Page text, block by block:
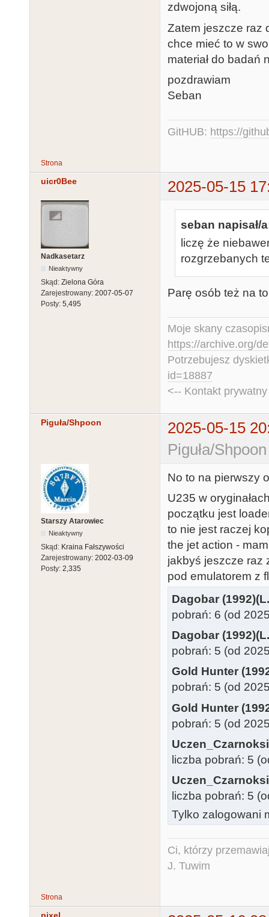
zdwojoną siłą.
Zatem jeszcze raz
chce mieć to w
materiał do badań
pozdrawiam
Seban
GitHUB: https://
Strona
uicr0Bee 2025-05-15
Nadkasetarz
Nieaktywny
Skąd: Zielona Góra
Zarejestrowany: 2007-05-07
Posty: 5,495
seban napisał/
liczę że
rozgrzebanych
Parę osób też na
Moje skany
https://archive.org/
Potrzebujesz
id=18887
<-- Kontakt
Piguła/Shpoon
2025-05-15
Piguła/
Starszy Atarowiec
Nieaktywny
Skąd: Kraina Fałszywości
Zarejestrowany: 2002-03-09
Posty: 2,335
No to na pierwszy
U235 w
początku jest
to nie jest raczej
the jet action -
jakbyś jeszcze raz
pod emulatorem z
Dagobar
pobrań: 6 (od
Dagobar
pobrań: 5 (od
Gold Hunter
pobrań: 5 (od
Gold Hunter
pobrań: 5 (od
liczba pobrań: 5
liczba pobrań: 5
Tylko zalogowani
Ci, którzy
J. Tuwim
Strona